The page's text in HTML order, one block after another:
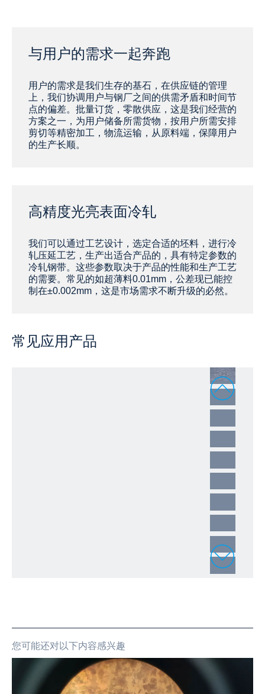
与用户的需求一起奔跑
用户的需求是我们生存的基石，在供应链的管理
上，我们协调用户与钢厂之间的供需矛盾和时间节
点的偏差。批量订货，零散供应，这是我们经营的
方案之一，为用户储备所需货物，按用户所需安排
剪切等精密加工，物流运输，从原料端，保障用户
的生产长顺。
高精度光亮表面冷轧
我们可以通过工艺设计，选定合适的坯料，进行冷
轧压延工艺，生产出适合产品的，具有特定参数的
冷轧钢带。这些参数取决于产品的性能和生产工艺
的需要。常见的如超薄料0.01mm，公差现已能控
制在±0.002mm，这是市场需求不断升级的必然。
常见应用产品
您可能还对以下内容感兴趣